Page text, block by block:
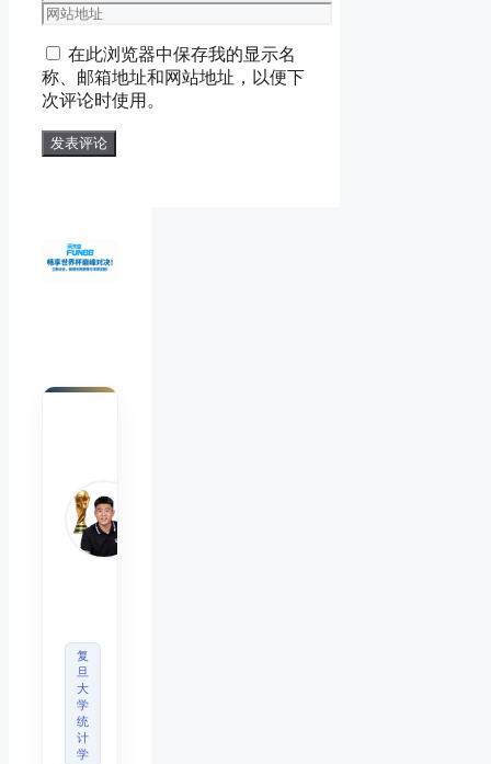
子
箱
地
址
网
地
址
在此浏览器中保存我的显示名
称、邮箱地址和网站地址，以便下
次评论时使用。
复
旦
大
学
统
计
学